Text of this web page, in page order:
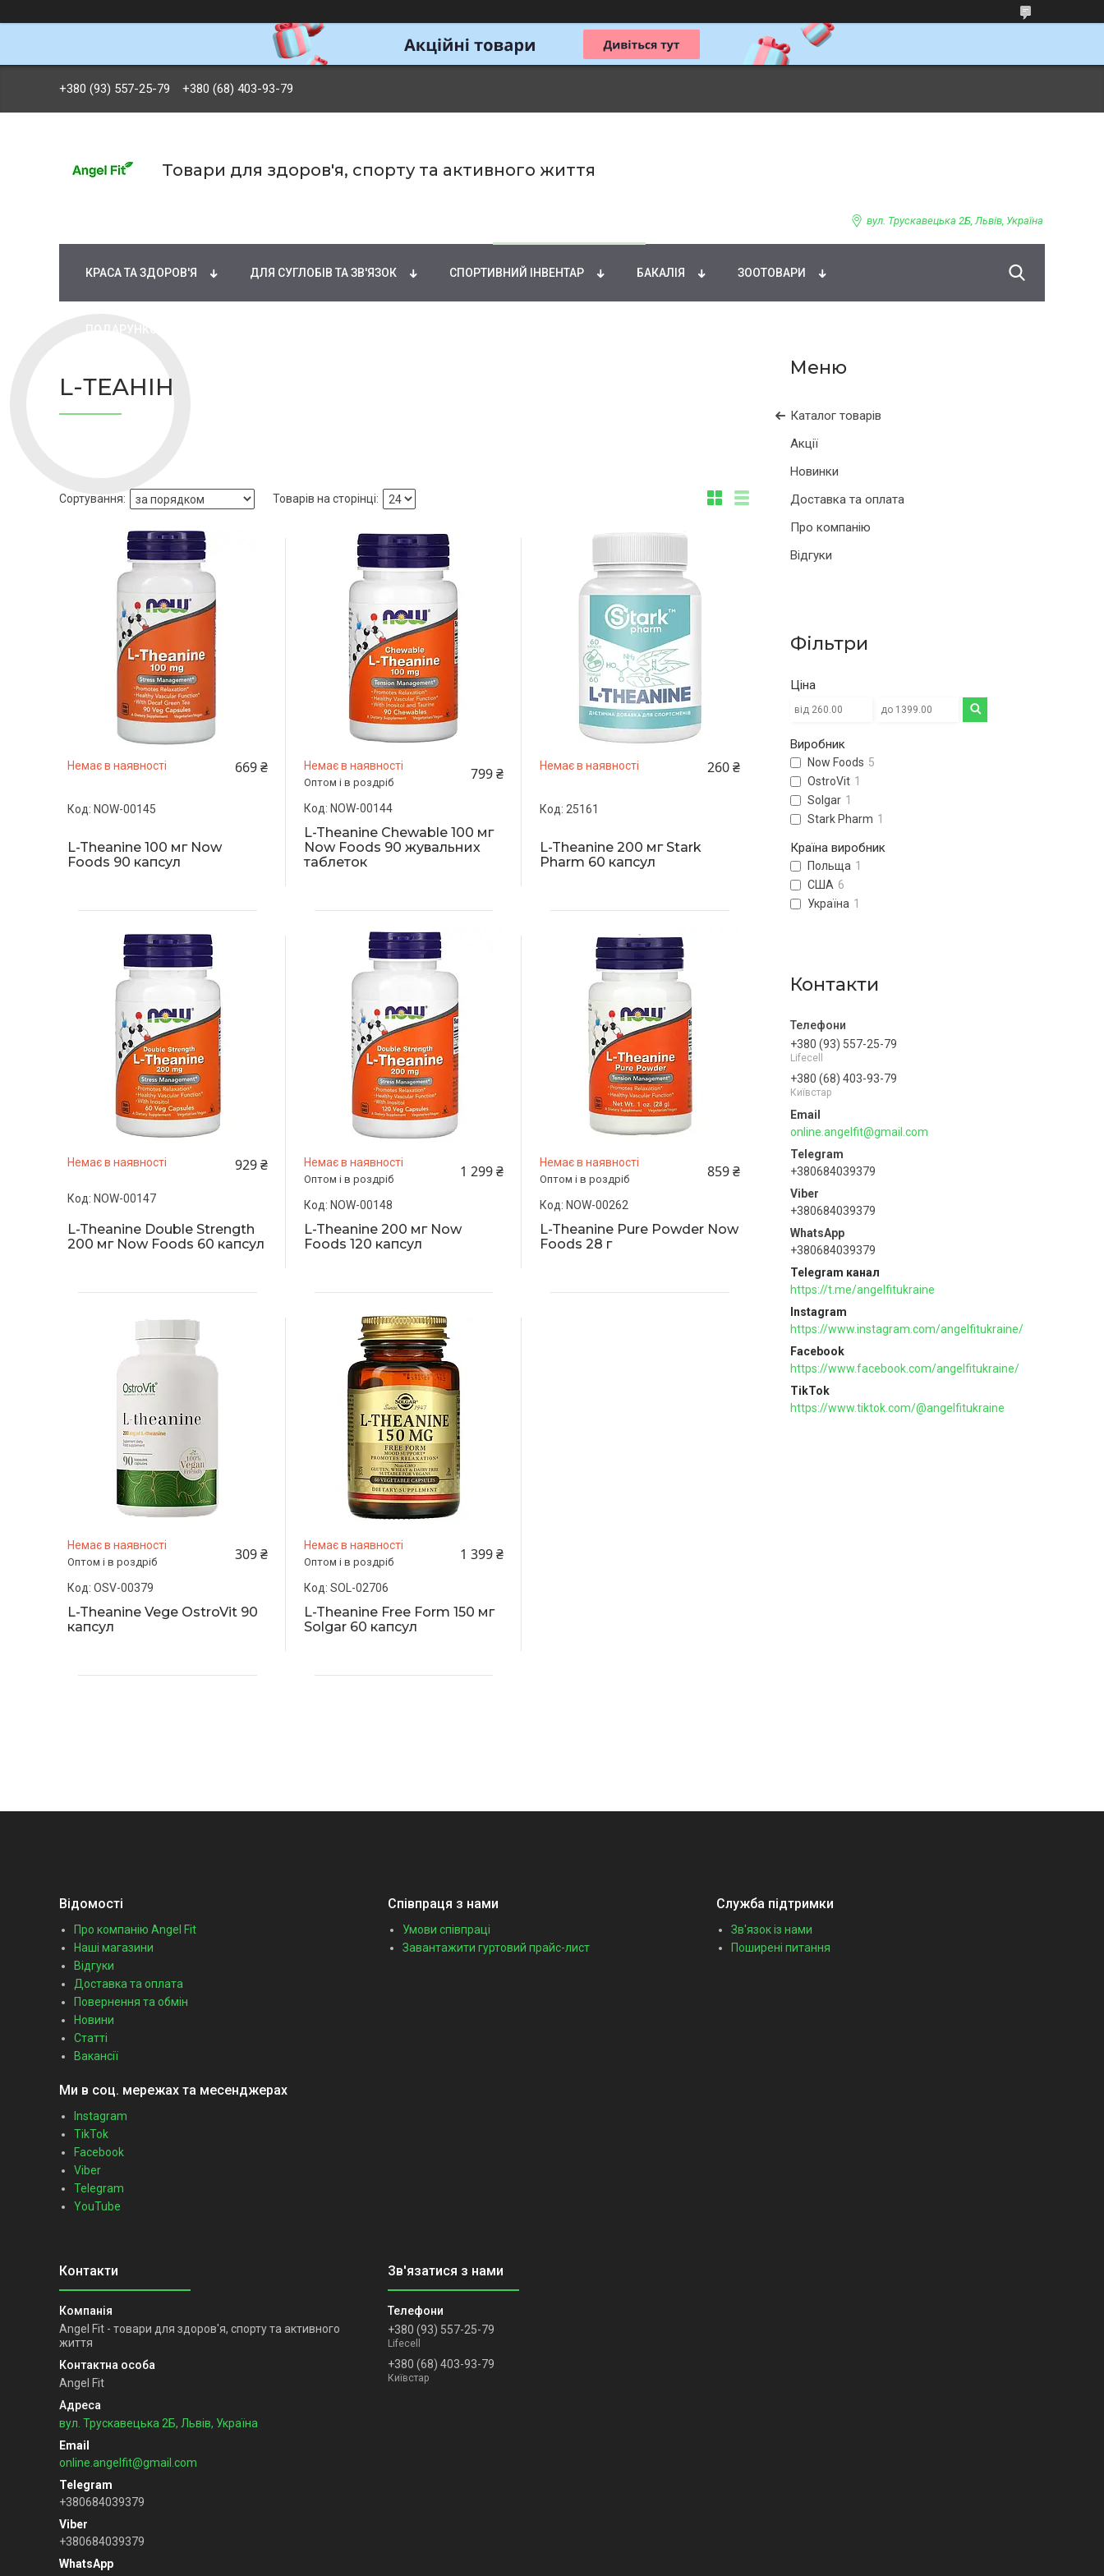
+380 (93) 557-25-79 +380 (68) 403-93-79
Товари для здоров'я, спорту та активного життя
вул. Трускавецька 2Б, Львів, Україна
КРАСА ТА ЗДОРОВ'Я ДЛЯ СУГЛОБІВ ТА ЗВ'ЯЗОК СПОРТИВНИЙ ІНВЕНТАР БАКАЛІЯ ЗООТОВАРИ
Каталог товарів
Акції
Новинки
Доставка та оплата
Про компанію
Відгуки
Фільтри
Ціна
Виробник
Now Foods 5
OstroVit 1
Solgar 1
Stark Pharm 1
Країна виробник
Польща 1
США 6
Україна 1
Контакти
+380 (93) 557-25-79
Lifecell
+380 (68) 403-93-79
Київстар
online.angelfit@gmail.com
+380684039379
+380684039379
+380684039379
Telegram канал
https://t.me/angelfitukraine
Instagram
https://www.instagram.com/angelfitukraine/
Facebook
https://www.facebook.com/angelfitukraine/
TikTok
https://www.tiktok.com/@angelfitukraine
L-ТЕАНІН
Немає в наявності 669 ₴
NOW-00145
L-Theanine 100 мг Now
Foods 90 капсул
Немає в наявності
Оптом і в роздріб 799 ₴
NOW-00144
L-Theanine Chewable 100 мг
Now Foods 90 жувальних
таблеток
Немає в наявності 260 ₴
25161
L-Theanine 200 мг Stark
Pharm 60 капсул
Немає в наявності 929 ₴
NOW-00147
L-Theanine Double Strength
200 мг Now Foods 60 капсул
Немає в наявності
Оптом і в роздріб 1 299 ₴
NOW-00148
L-Theanine 200 мг Now
Foods 120 капсул
Немає в наявності
Оптом і в роздріб 859 ₴
NOW-00262
L-Theanine Pure Powder Now
Foods 28 г
Немає в наявності
Оптом і в роздріб 309 ₴
OSV-00379
L-Theanine Vege OstroVit 90
капсул
Немає в наявності
Оптом і в роздріб 1 399 ₴
SOL-02706
L-Theanine Free Form 150 мг
Solgar 60 капсул
Відомості
Про компанію Angel Fit
Наші магазини
Відгуки
Доставка та оплата
Повернення та обмін
Новини
Статті
Вакансії
Співпраця з нами
Умови співпраці
Завантажити гуртовий прайс-лист
Служба підтримки
Зв'язок із нами
Поширені питання
Ми в соц. мережах та месенджерах
Instagram
TikTok
Facebook
Viber
Telegram
YouTube
Angel Fit - товари для здоров'я, спорту та активного
життя
Angel Fit
вул. Трускавецька 2Б, Львів, Україна
online.angelfit@gmail.com
+380684039379
+380684039379
+380 (93) 557-25-79
Lifecell
+380 (68) 403-93-79
Київстар